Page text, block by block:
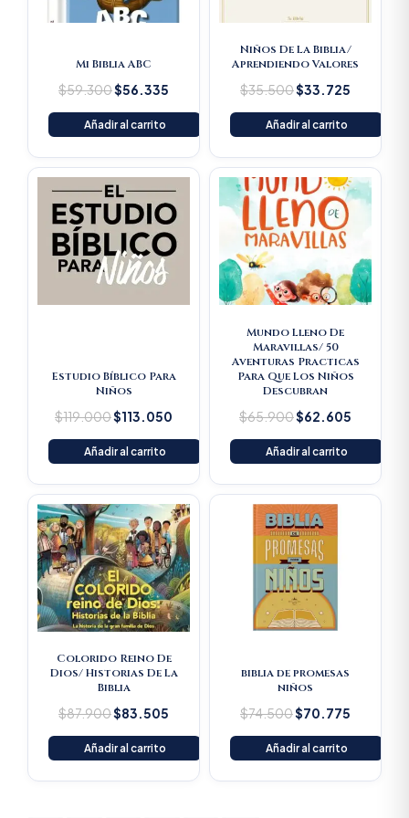
Mi Biblia ABC
$59.300$56.335
Añadir al carrito
Niños De La Biblia/
Aprendiendo Valores
$35.500$33.725
Añadir al carrito
Estudio Bíblico Para
Niños
$119.000
Original
price
was:
$119.000.
$113.050
Current
price
is:
$113.050.
Añadir al carrito
Mundo Lleno De
Maravillas/ 50
Aventuras Practicas
Para Que Los Niños
Descubran
$65.900
Original
price
was:
$65.900.
$62.605
Current
price
is:
Añadir al carrito
Colorido Reino De
Dios/ Historias De La
Biblia
$87.900
Original
price
was:
$87.900.
$83.505
Current
price
is:
$83.505.
Añadir al carrito
biblia de promesas
niños
$74.500
Original
price
was:
$74.500.
$70.775
Current
Añadir al carrito